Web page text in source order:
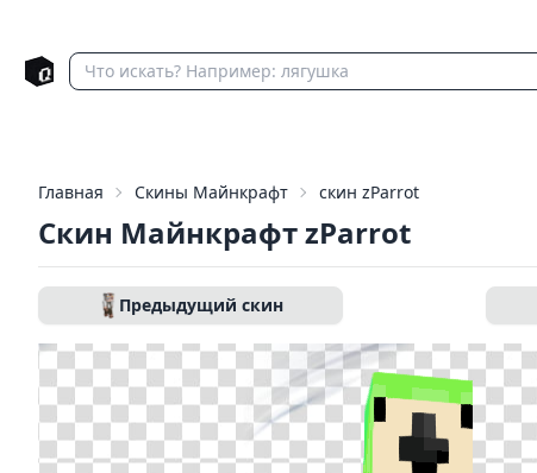
Главная Скины Майнкрафт скин zParrot
Скин Майнкрафт zParrot
Предыдущий скин